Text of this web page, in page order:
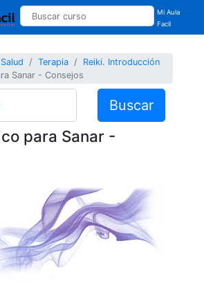
Mi Aula
Facil
Salud Terapia
Reiki. Introducción
Sanar - Consejos
Buscar
para Sanar -